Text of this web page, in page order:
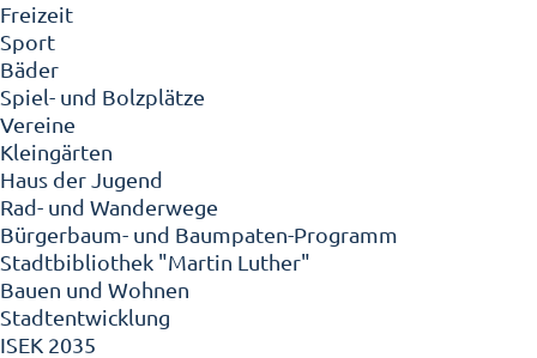
Freizeit
Sport
Bäder
Spiel- und Bolzplätze
Vereine
Kleingärten
Haus der Jugend
Rad- und Wanderwege
Bürgerbaum- und Baumpaten-Programm
Stadtbibliothek "Martin Luther"
Bauen und Wohnen
Stadtentwicklung
ISEK 2035